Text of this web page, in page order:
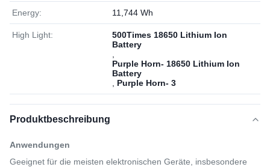
Energy: 11,744 Wh
High Light:
500Times 18650 Lithium Ion
Battery
Purple Horn- 18650 Lithium Ion
Battery
Purple Horn- 3
Produktbeschreibung
Anwendungen
Geeignet für die meisten elektronischen Geräte, insbesondere